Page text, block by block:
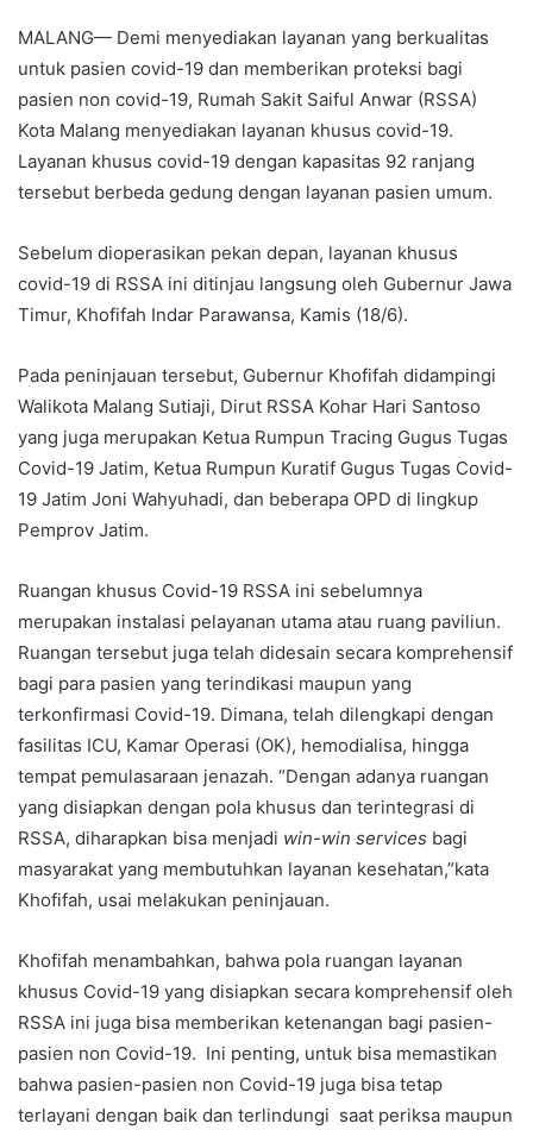
MALANG— Demi menyediakan layanan yang berkualitas
untuk pasien covid-19 dan memberikan proteksi bagi
pasien non covid-19, Rumah Sakit Saiful Anwar (RSSA)
Kota Malang menyediakan layanan khusus covid-19.
Layanan khusus covid-19 dengan kapasitas 92 ranjang
tersebut berbeda gedung dengan layanan pasien umum.
Sebelum dioperasikan pekan depan, layanan khusus
covid-19 di RSSA ini ditinjau langsung oleh Gubernur Jawa
Timur, Khofifah Indar Parawansa, Kamis (18/6).
Pada peninjauan tersebut, Gubernur Khofifah didampingi
Walikota Malang Sutiaji, Dirut RSSA Kohar Hari Santoso
yang juga merupakan Ketua Rumpun Tracing Gugus Tugas
Covid-19 Jatim, Ketua Rumpun Kuratif Gugus Tugas Covid-
19 Jatim Joni Wahyuhadi, dan beberapa OPD di lingkup
Pemprov Jatim.
Ruangan khusus Covid-19 RSSA ini sebelumnya
merupakan instalasi pelayanan utama atau ruang paviliun.
Ruangan tersebut juga telah didesain secara komprehensif
bagi para pasien yang terindikasi maupun yang
terkonfirmasi Covid-19. Dimana, telah dilengkapi dengan
fasilitas ICU, Kamar Operasi (OK), hemodialisa, hingga
tempat pemulasaraan jenazah. “Dengan adanya ruangan
yang disiapkan dengan pola khusus dan terintegrasi di
RSSA, diharapkan bisa menjadi win-win services bagi
masyarakat yang membutuhkan layanan kesehatan,”kata
Khofifah, usai melakukan peninjauan.
Khofifah menambahkan, bahwa pola ruangan layanan
khusus Covid-19 yang disiapkan secara komprehensif oleh
RSSA ini juga bisa memberikan ketenangan bagi pasien-
pasien non Covid-19. Ini penting, untuk bisa memastikan
bahwa pasien-pasien non Covid-19 juga bisa tetap
terlayani dengan baik dan terlindungi saat periksa maupun